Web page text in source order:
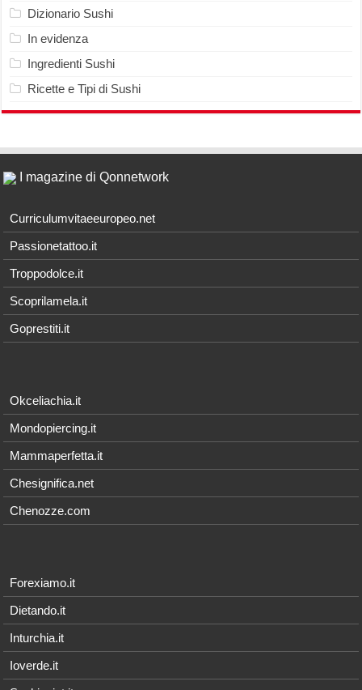
Dizionario Sushi
In evidenza
Ingredienti Sushi
Ricette e Tipi di Sushi
I magazine di Qonnetwork
Curriculumvitaeeuropeo.net
Passionetattoo.it
Troppodolce.it
Scoprilamela.it
Goprestiti.it
Okceliachia.it
Mondopiercing.it
Mammaperfetta.it
Chesignifica.net
Chenozze.com
Forexiamo.it
Dietando.it
Inturchia.it
Ioverde.it